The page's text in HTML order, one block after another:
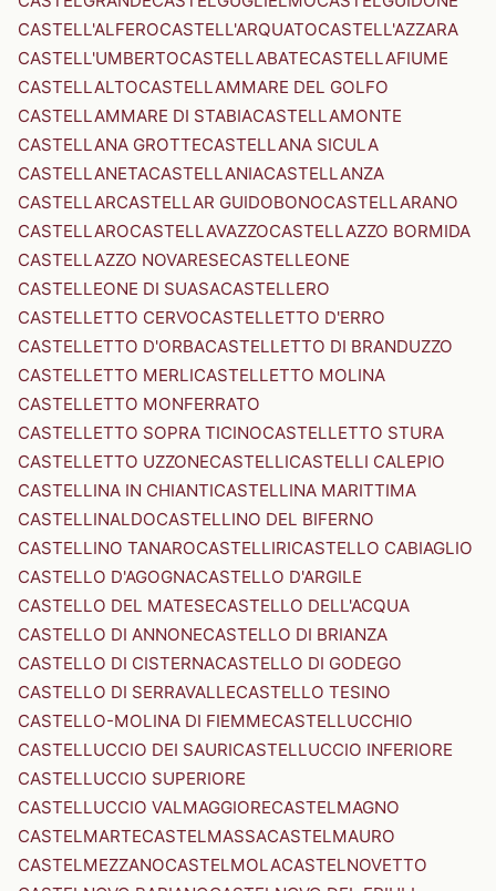
CASTELL'ALFEROCASTELL'ARQUATOCASTELL'AZZARA
CASTELL'UMBERTOCASTELLABATECASTELLAFIUME
CASTELLALTOCASTELLAMMARE DEL GOLFO
CASTELLAMMARE DI STABIACASTELLAMONTE
CASTELLANA GROTTECASTELLANA SICULA
CASTELLANETACASTELLANIACASTELLANZA
CASTELLARCASTELLAR GUIDOBONOCASTELLARANO
CASTELLAROCASTELLAVAZZOCASTELLAZZO BORMIDA
CASTELLAZZO NOVARESECASTELLEONE
CASTELLEONE DI SUASACASTELLERO
CASTELLETTO CERVOCASTELLETTO D'ERRO
CASTELLETTO D'ORBACASTELLETTO DI BRANDUZZO
CASTELLETTO MERLICASTELLETTO MOLINA
CASTELLETTO MONFERRATO
CASTELLETTO SOPRA TICINOCASTELLETTO STURA
CASTELLETTO UZZONECASTELLICASTELLI CALEPIO
CASTELLINA IN CHIANTICASTELLINA MARITTIMA
CASTELLINALDOCASTELLINO DEL BIFERNO
CASTELLINO TANAROCASTELLIRICASTELLO CABIAGLIO
CASTELLO D'AGOGNACASTELLO D'ARGILE
CASTELLO DEL MATESECASTELLO DELL'ACQUA
CASTELLO DI ANNONECASTELLO DI BRIANZA
CASTELLO DI CISTERNACASTELLO DI GODEGO
CASTELLO DI SERRAVALLECASTELLO TESINO
CASTELLO-MOLINA DI FIEMMECASTELLUCCHIO
CASTELLUCCIO DEI SAURICASTELLUCCIO INFERIORE
CASTELLUCCIO SUPERIORE
CASTELLUCCIO VALMAGGIORECASTELMAGNO
CASTELMARTECASTELMASSACASTELMAURO
CASTELMEZZANOCASTELMOLACASTELNOVETTO